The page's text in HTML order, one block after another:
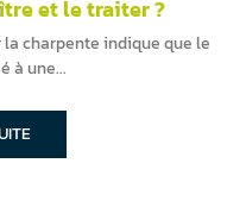
et le traiter ?
la charpente indique que le
à une